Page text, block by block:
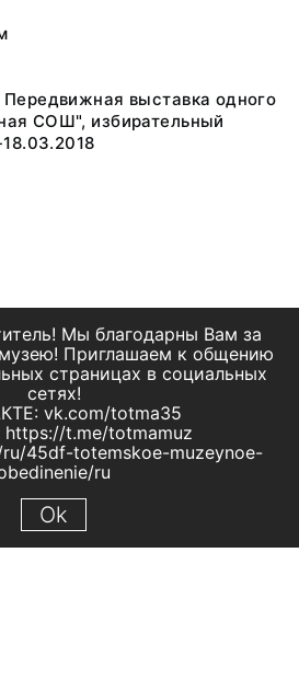
выставка одного
СОШ", избирательный
Мы благодарны Вам за
Приглашаем к общению
страницах в социальных
сетях!
vk.com/totma35
https://t.me/totmamuz
45df-totemskoe-muzeynoe-
ru
Ok